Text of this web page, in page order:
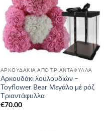
AΡΚΟΥΔΆΚΙΑ ΑΠΌ ΤΡΙΑΝΤΆΦΥΛΛΑ
Αρκουδάκι λουλουδιών –
Toyflower Bear Μεγάλο μέ ρόζ
Τριαντάφυλλα
€70.00